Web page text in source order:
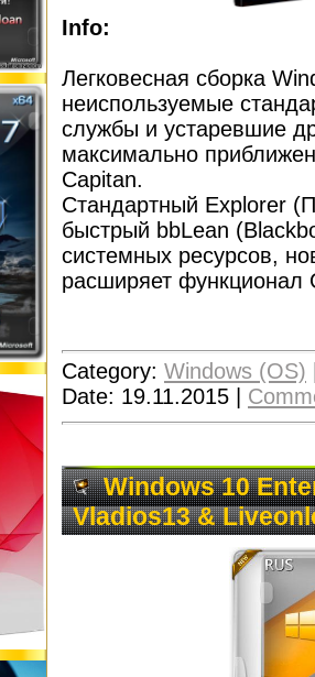
Info:
Легковесная сборка
неиспользуемые
службы и устаревшие
максимально
Capitan.
Стандартный Explorer
быстрый bbLean
системных ресурсов,
расширяет
Category: Windows (OS)
Date: 19.11.2015
Windows 10
Vladios13 &